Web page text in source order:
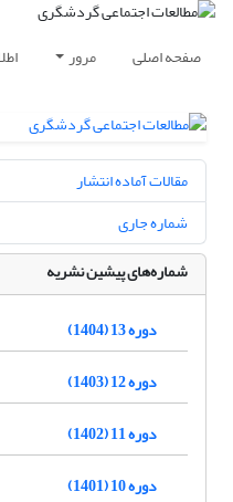
صفحه اصلی مرور
مقالات آماده انتشار
شماره جاری
شماره‌های پیشین نشریه
دوره 13 (1404)
دوره 12 (1403)
دوره 11 (1402)
دوره 10 (1401)